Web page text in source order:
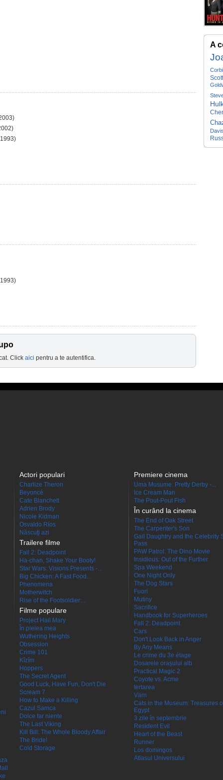
Click aici pentru a te autentifica.
A
Actori populari
Charlize Theron
Beyoncé
Cate Blanchett
Adrien Brody
Nicole Kidman
Osvaldo Ríos
Născuţi azi
Trailere filme
Fall 2: Deadpoint
Ha-chan, Shake Your Booty!
Star Wars: Visions Presents -...
Big Chicken: A Fast Food...
Phenomena
Motherwitch
Rise of the Footsoldier:...
Filme populare
Project Hail Mary
În pielea mea
Wuthering Heights
Obsession
Crime 101
Kîzîm
Hoppers
The Secret Agent
Good Luck, Have Fun, Don't Die
Scream 7
How to Make a Killing
Cazul Samca
Dolce far niente
The Last Viking
Kill Bill: The Whole Bloody Affair
The Bride!
Cold Storage
Premiere cinema
Uma Musume: Pretty Derby -...
Ice Cream Man
The Pout-Pout Fish
În curând la cinema
The End of Oak Street
The Carpenter's Son
Gail Daughtry and the Celebrity
Pass
PAW Patrol: The Dino Movie
Insidious: Out of the Further
Spa Weekend
One Night Only
The Dog Stars
Fuori
Mutiny
Sacrifice
Handbook for Superheroes
Fall 2: Deadpoint
Cars
Don't Look Back in Anger
By Any Means
Le crime du 3e étage
Dosarele orașului alb
Practical Magic 2
Coyote vs. Acme
Iertarea
Värn
Cats in the Museum: Treasures
Egypt
3 zile în septembrie
Resident Evil
Heart of the Beast
Runner
Los domingos
Atlasul Universului